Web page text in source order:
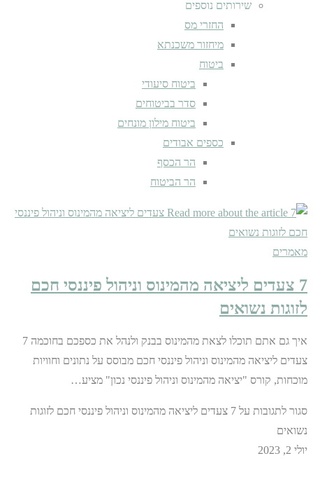
שירותים נוספים
החזרי מס
מיחזור משכנתא
ביטוח
ביטוח סיעודי
סדר בביטוחים
ביטוח מילון מונחים
כספים אבודים
הר הכסף
הר הביטוח
מאמרים
7 צעדים ליציאה מהמינוס וניהול פיננסי חכם
לזוגות נשואים
איך גם אתם תוכלו לצאת מהמינוס בבנק ולנהל את כספכם בחוכמה 7
צעדים ליציאה מהמינוס וניהול פיננסי חכם מבוסס על נתונים וחוויות
מוכחות, קורס "יציאה מהמינוס וניהול פיננסי נכון" מציע…
סגור לתגובות
על 7 צעדים ליציאה מהמינוס וניהול פיננסי חכם לזוגות
נשואים
יולי 2, 2023